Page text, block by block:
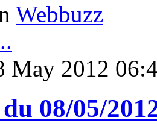
Webbuzz
May 2012
08/05/